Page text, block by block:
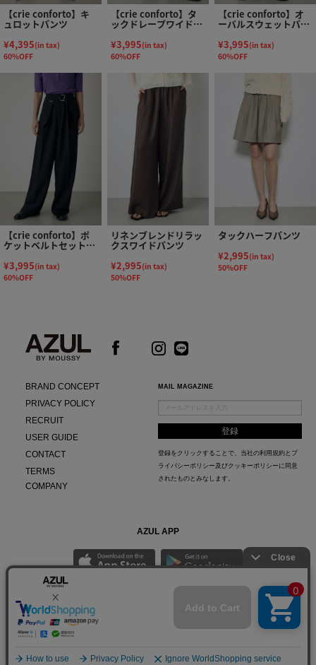
【crie conforto】キ
ュロットパンツ
¥4,395(in tax)
60%OFF
【crie conforto】タ
ックドレープワイドパ
ンツ
¥3,995(in tax)
60%OFF
【crie conforto】オ
ーバルスウェットパン
¥3,995(in tax)
60%OFF
【crie conforto】ポ
ケットベルトセットワ
イドパンツ
¥3,995(in tax)
60%OFF
リネンブレンドリラッ
クスワイドパンツ
¥2,995(in tax)
50%OFF
タックハーフパンツ
¥2,995(in tax)
50%OFF
BRAND CONCEPT
PRIVACY POLICY
RECRUIT
USER GUIDE
CONTACT
TERMS
COMPANY
MAIL MAGAZINE
登録をクリックすることで、当社の利用規約と プ
ライバシーポリシー及びクッキーポリシー に同意
されたものとみなします。
AZUL APP
最新ニュースやスタイリング紹介までAZUL BY MOUSSYのお得な情報がいち早くチェック
© Baroque Japan Limited.